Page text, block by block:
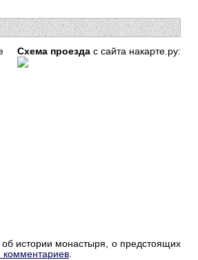
Схема проезда с сайта накарте.ру:
истории монастыря, о предстоящих
комментариев